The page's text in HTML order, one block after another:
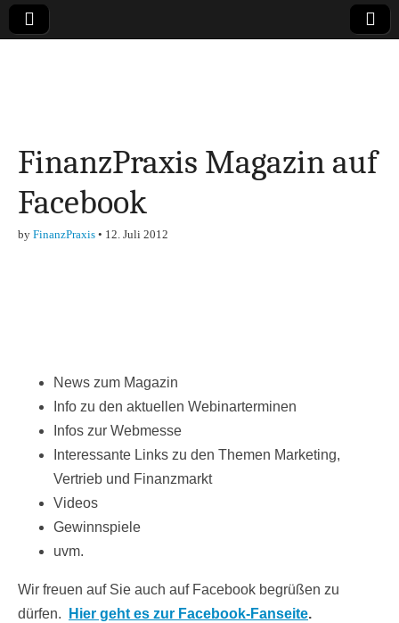
Finanzen,
Marketing-, Vertrieb-
FinanzPraxis Magazin auf
Facebook
by FinanzPraxis • 12. Juli 2012
News zum Magazin
Info zu den aktuellen Webinarterminen
Infos zur Webmesse
Interessante Links zu den Themen Marketing,
Vertrieb und Finanzmarkt
Videos
Gewinnspiele
uvm.
Wir freuen auf Sie auch auf Facebook begrüßen zu
dürfen.
Hier geht es zur Facebook-Fanseite.